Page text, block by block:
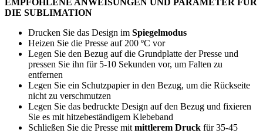
EMPFOHLENE ANWEISUNGEN UND PARAMETER FÜR
DIE SUBLIMATION
Drucken Sie das Design im Spiegelmodus
Heizen Sie die Presse auf 200 ºC vor
Legen Sie den Bezug auf die Grundplatte der Presse und
pressen Sie ihn für 5-10 Sekunden vor, um Falten zu
entfernen
Legen Sie ein Schutzpapier in den Bezug, um die Rückseite
nicht zu verschmutzen
Legen Sie das bedruckte Design auf den Bezug und fixieren
Sie es mit hitzebeständigem Klebeband
Schließen Sie die Presse mit mittlerem Druck für35-45